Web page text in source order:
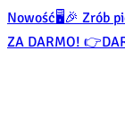
Nowość🖥️🎉 Zrób
ZA DARMO! 👉